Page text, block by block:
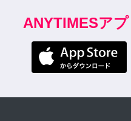
ANYTIMESア